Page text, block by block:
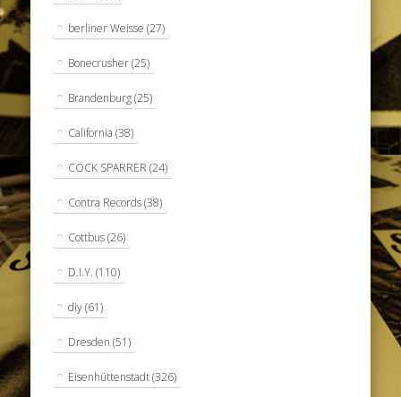
berliner Weisse (27)
Bonecrusher(25)
Brandenburg(25)
California (38)
COCK SPARRER (24)
Contra Records(38)
Cottbus(26)
D.I.Y. (110)
diy(61)
Dresden (51)
Eisenhüttenstadt(326)